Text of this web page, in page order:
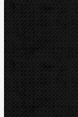
Přidat komentář
Sortiment
Akce
Mechanické